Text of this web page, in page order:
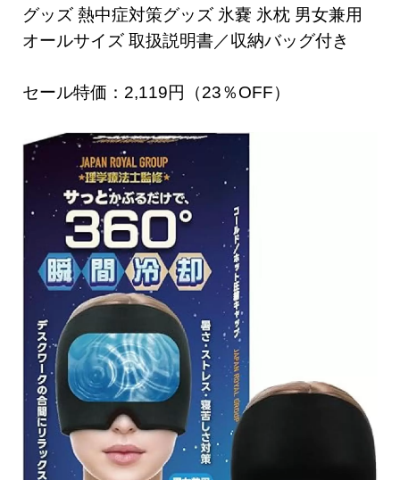
グッズ 熱中症対策グッズ 氷嚢 氷枕 男女兼用
オールサイズ 取扱説明書／収納バッグ付き
セール特価：2,119円（23％OFF）